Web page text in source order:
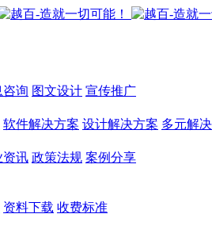
咨询 图文设计 宣传推广
软件解决方案 设计解决方案 多元解
资讯 政策法规 案例分享
资料下载 收费标准